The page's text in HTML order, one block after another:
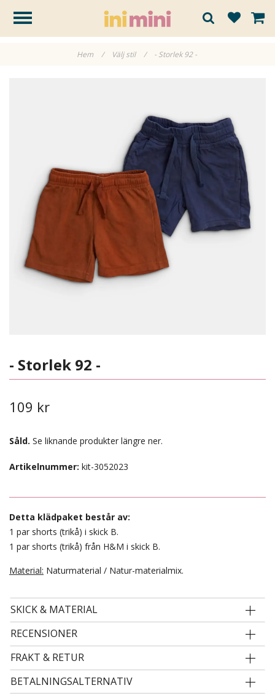
Hem / Välj stil / - Storlek 92 -
- Storlek 92 -
109 kr
Såld. Se liknande produkter längre ner.
Artikelnummer: kit-3052023
Detta klädpaket består av:
1 par shorts (trikå) i skick B.
1 par shorts (trikå) från H&M i skick B.
Material: Naturmaterial / Natur-materialmix.
SKICK & MATERIAL
RECENSIONER
FRAKT & RETUR
BETALNINGSALTERNATIV